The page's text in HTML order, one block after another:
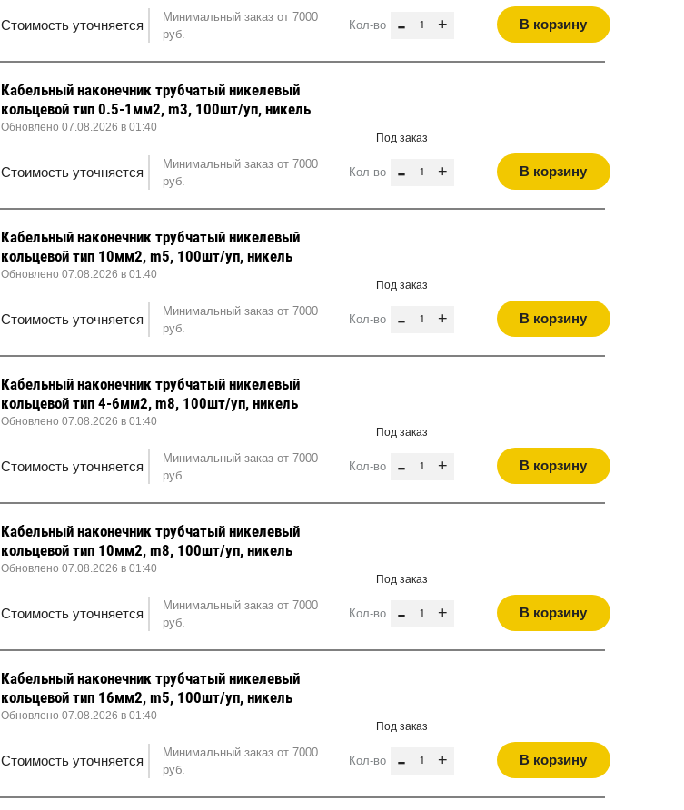
Стоимость уточняется
Минимальный заказ от 7000
руб.
Кол-во - + В корзину
Кабельный наконечник трубчатый никелевый
кольцевой тип 0.5-1мм2, m3, 100шт/уп, никель
Обновлено 07.08.2026 в 01:40
Стоимость уточняется
Минимальный заказ от 7000
руб.
Под заказ
Кол-во - + В корзину
Кабельный наконечник трубчатый никелевый
кольцевой тип 10мм2, m5, 100шт/уп, никель
Обновлено 07.08.2026 в 01:40
Стоимость уточняется
Минимальный заказ от 7000
руб.
Под заказ
Кол-во - + В корзину
Кабельный наконечник трубчатый никелевый
кольцевой тип 4-6мм2, m8, 100шт/уп, никель
Обновлено 07.08.2026 в 01:40
Стоимость уточняется
Минимальный заказ от 7000
руб.
Под заказ
Кол-во - + В корзину
Кабельный наконечник трубчатый никелевый
кольцевой тип 10мм2, m8, 100шт/уп, никель
Обновлено 07.08.2026 в 01:40
Стоимость уточняется
Минимальный заказ от 7000
руб.
Под заказ
Кол-во - + В корзину
Кабельный наконечник трубчатый никелевый
кольцевой тип 16мм2, m5, 100шт/уп, никель
Обновлено 07.08.2026 в 01:40
Стоимость уточняется
Минимальный заказ от 7000
руб.
Под заказ
Кол-во - + В корзину